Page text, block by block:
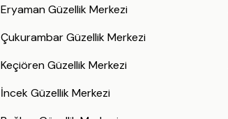
Eryaman Güzellik Merkezi
Çukurambar Güzellik Merkezi
Keçiören Güzellik Merkezi
İncek Güzellik Merkezi